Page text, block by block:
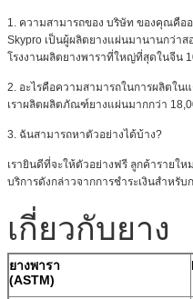
1. ความสามารถของ บริษัท ของคุณคืออ
Skypro เป็นผู้ผลิตยางแผ่นมานานกว่าส
โรงงานผลิตยางพาราที่ใหญ่ที่สุดในจีน
2. อะไรคือความสามารถในการผลิตใน
เราผลิตผลิตภัณฑ์ยางแผ่นมากกว่า
3. ฉันสามารถหาตัวอย่างได้บ้าง?
เรายินดีที่จะให้ตัวอย่างฟรี ลูกค้ารายใ
บริการดังกล่าวจากการชำระเงินสำหรับ
เกี่ยวกับยาง
ยางพารา
(ASTM)